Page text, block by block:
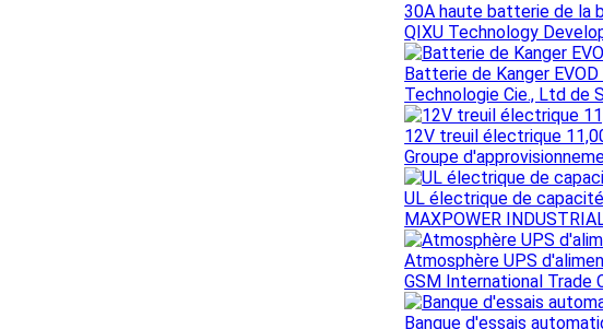
30A haute batterie de la
QIXU Technology
Batterie de Kanger EVOD
Technologie Cie., Ltd de
12V treuil électrique
Groupe
UL électrique de
MAXPOWER
Atmosphère UPS
GSM International Trade
Banque d'essais